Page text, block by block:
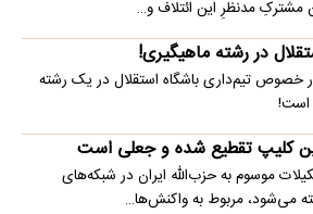
مدنظرِ این ائتلاف و…
در رشته ماهیگیری!
خصوص تیم‌داری باشگاه استقلال در یک رشته
است!
کلیپ تقطیع شده و جعلی است
موسوم به حزب‌الله ایران در شبکه‌های
می‌شود، مربوط به واکنش‌ها…